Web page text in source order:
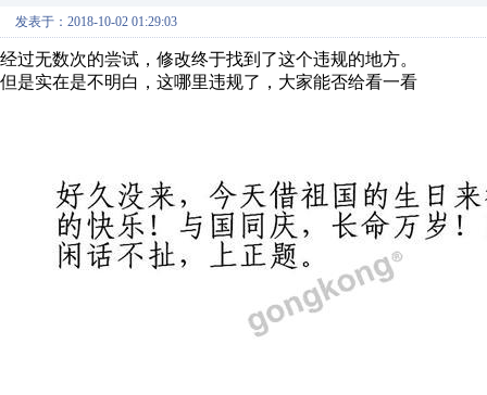
发表于：2018-10-02 01:29:03
经过无数次的尝试，修改终于找到了这个违规的地方。
但是实在是不明白，这哪里违规了，大家能否给看一看